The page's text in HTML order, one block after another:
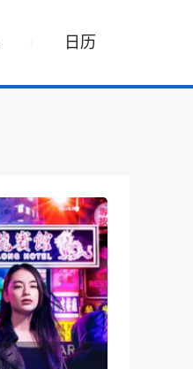
日历